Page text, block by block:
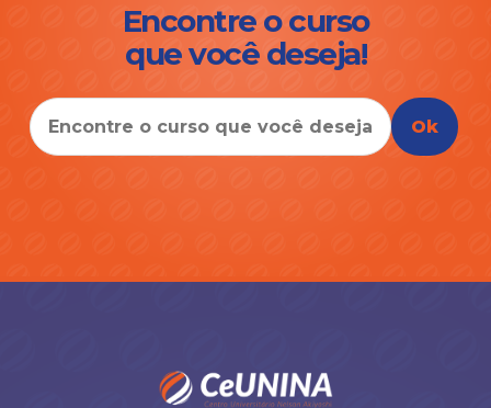
Encontre o curso
que você deseja!
Ok